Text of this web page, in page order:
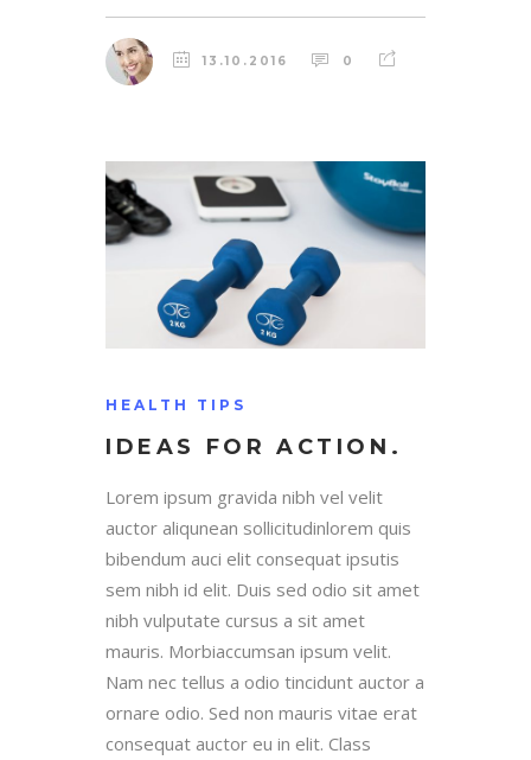
13.10.2016 0
HEALTH TIPS
IDEAS FOR ACTION.
Lorem ipsum gravida nibh vel velit
auctor aliqunean sollicitudinlorem quis
bibendum auci elit consequat ipsutis
sem nibh id elit. Duis sed odio sit amet
nibh vulputate cursus a sit amet
mauris. Morbiaccumsan ipsum velit.
Nam nec tellus a odio tincidunt auctor a
ornare odio. Sed non mauris vitae erat
consequat auctor eu in elit. Class